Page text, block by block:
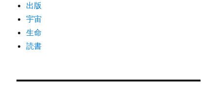
出版
宇宙
生命
読書